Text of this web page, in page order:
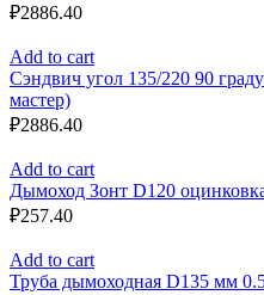
₽2886.40
Add to cart
Сэндвич угол 135/220 90
мастер)
₽2886.40
Add to cart
Дымоход Зонт D120
₽257.40
Add to cart
Труба дымоходная D135 мм